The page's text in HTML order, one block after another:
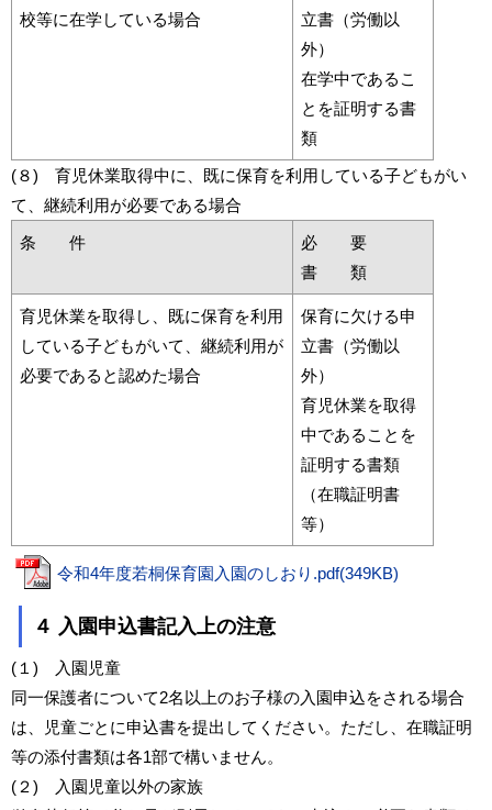
校等に在学している場合
立書（労働以
外）
在学中であるこ
とを証明する書
類
(８) 育児休業取得中に、既に保育を利用している子どもがい
て、継続利用が必要である場合
条 件
必 要
書 類
育児休業を取得し、既に保育を利用
している子どもがいて、継続利用が
必要であると認めた場合
保育に欠ける申
立書（労働以
外）
育児休業を取得
中であることを
証明する書類
（在職証明書
等）
令和4年度若桐保育園入園のしおり.pdf(349KB)
４ 入園申込書記入上の注意
(１) 入園児童
同一保護者について2名以上のお子様の入園申込をされる場合
は、児童ごとに申込書を提出してください。ただし、在職証明
等の添付書類は各1部で構いません。
(２) 入園児童以外の家族